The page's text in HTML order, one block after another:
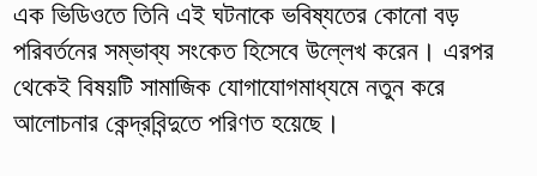
এক ভিডিওতে তিনি এই ঘটনাকে ভবিষ্যতের কোনো বড়
পরিবর্তনের সম্ভাব্য সংকেত হিসেবে উল্লেখ করেন। এরপর
থেকেই বিষয়টি সামাজিক যোগাযোগমাধ্যমে নতুন করে
আলোচনার কেন্দ্রবিন্দুতে পরিণত হয়েছে।